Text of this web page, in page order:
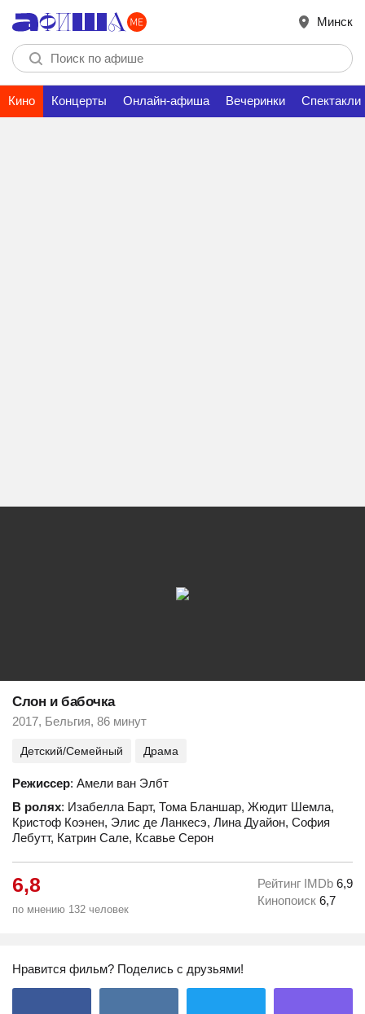
Минск
Кино Концерты Онлайн-афиша Вечеринки Спектакли
Слон и бабочка
2017, Бельгия, 86 минут
Детский/Семейный Драма
Режиссер: Амели ван Элбт
В ролях: Изабелла Барт, Тома Бланшар, Жюдит Шемла,
Кристоф Коэнен, Элис де Ланкесэ, Лина Дуайон, София
Лебутт, Катрин Сале, Ксавье Серон
6,8
по мнению 132 человек
Рейтинг IMDb 6,9
Кинопоиск 6,7
Нравится фильм? Поделись с друзьями!